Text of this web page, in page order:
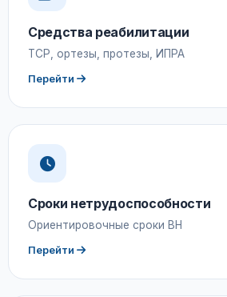
Средства реабилитации
ТСР, ортезы, протезы, ИПРА
Перейти
Сроки нетрудоспособности
Ориентировочные сроки ВН
Перейти